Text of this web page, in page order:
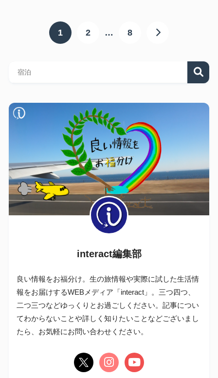
1 2 … 8
interact編集部
良い情報をお福分け。生の旅情報や実際に試した生活情
報をお届けするWEBメディア「interact」。三つ四つ、
二つ三つなどゆっくりとお過ごしください。記事につい
てわからないことや詳しく知りたいことなどございまし
たら、お気軽にお問い合わせください。